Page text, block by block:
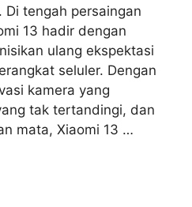
tengah persaingan
13 hadir dengan
ulang ekspektasi
seluler. Dengan
kamera yang
tak tertandingi, dan
mata, Xiaomi 13 …